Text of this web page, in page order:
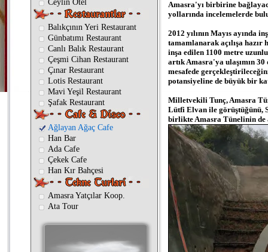
Ceylin Otel
Balıkçının Yeri Restaurant
Günbatımı Restaurant
Canlı Balık Restaurant
Çeşmi Cihan Restaurant
Çınar Restaurant
Lotis Restaurant
Mavi Yeşil Restaurant
Şafak Restaurant
Ağlayan Ağaç Cafe
Han Bar
Ada Cafe
Çekek Cafe
Han Kır Bahçesi
Amasra Yatçılar Koop.
Ata Tour
Amasra'yı birbirine
yollarında incelemelerde
2012 yılının Mayıs ayında
tamamlanarak açılışa
inşa edilen 1100 metre
artık Amasra'ya ulaşımın
mesafede
potansiyeline de büyük bir
Milletvekili Tunç, Amasra
Lütfi Elvan ile görüştüğünü,
birlikte Amasra Tünelinin de